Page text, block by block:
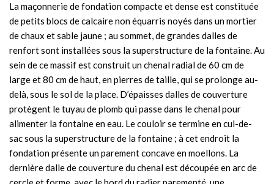
La maçonnerie de fondation compacte et dense est constituée
de petits blocs de calcaire non équarris noyés dans un mortier
de chaux et sable jaune ; au sommet, de grandes dalles de
renfort sont installées sous la superstructure de la fontaine. Au
sein de ce massif est construit un chenal radial de 60 cm de
large et 80 cm de haut, en pierres de taille, qui se prolonge au-
delà, sous le sol de la place. D’épaisses dalles de couverture
protègent le tuyau de plomb qui passe dans le chenal pour
alimenter la fontaine en eau. Le couloir se termine en cul-de-
sac sous la superstructure de la fontaine ; à cet endroit la
fondation présente un parement concave en moellons. La
dernière dalle de couverture du chenal est découpée en arc de